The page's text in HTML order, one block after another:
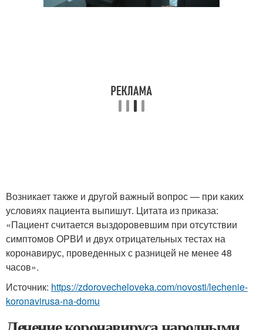
Возникает также и другой важный вопрос — при каких
условиях пациента выпишут. Цитата из приказа:
«Пациент считается выздоровевшим при отсутствии
симптомов ОРВИ и двух отрицательных тестах на
коронавирус, проведенных с разницей не менее 48
часов».
Источник: https://zdorovecheloveka.com/novosti/lechenie-
koronavirusa-na-domu